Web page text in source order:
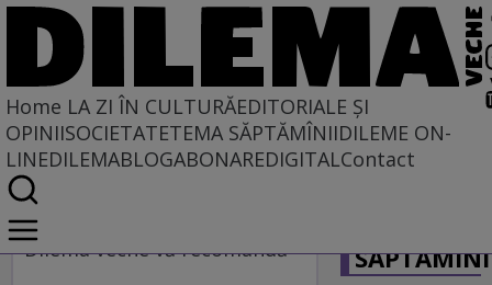
Home LA ZI ÎN CULTURĂEDITORIALE ȘI
OPINIISOCIETATETEMA SĂPTĂMÎNIIDILEME ON-
LINEDILEMABLOGABONAREDIGITALContact
Home
La zi în cultură
Dilema veche vă recomandă